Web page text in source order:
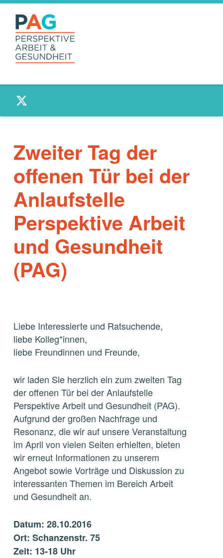
PAG –
GESUNDHEIT
Twitter
Zweiter Tag der
offenen Tür bei der
Anlaufstelle
Perspektive Arbeit
und Gesundheit
(PAG)
Liebe Interessierte und Ratsuchende,
liebe Kolleg*innen,
liebe Freundinnen und Freunde,
wir laden Sie herzlich ein zum zweiten Tag
der offenen Tür bei der Anlaufstelle
Perspektive Arbeit und Gesundheit (PAG).
Aufgrund der großen Nachfrage und
Resonanz, die wir auf unsere Veranstaltung
im April von vielen Seiten erhielten, bieten
wir erneut Informationen zu unserem
Angebot sowie Vorträge und Diskussion zu
interessanten Themen im Bereich Arbeit
und Gesundheit an.
Datum: 28.10.2016
Ort: Schanzenstr. 75
Zeit: 13-18 Uhr